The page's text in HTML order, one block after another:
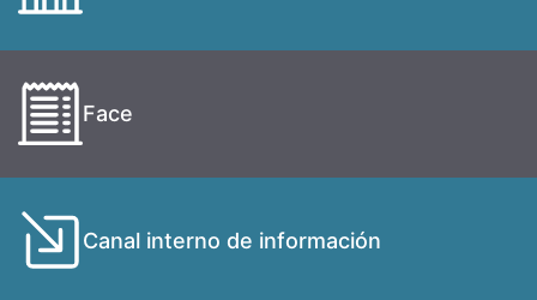
Face
Canal interno de información